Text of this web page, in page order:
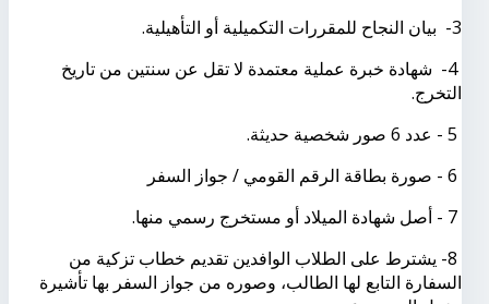
3- بيان النجاح للمقررات التكميلية أو التأهيلية.
4- شهادة خبرة عملية معتمدة لا تقل عن سنتين من تاريخ
التخرج.
7 - أصل شهادة الميلاد أو مستخرج رسمي منها.
8- يشترط على الطلاب الوافدين تقديم خطاب تزكية من
السفارة التابع لها الطالب، وصوره من جواز السفر بها تأشيرة